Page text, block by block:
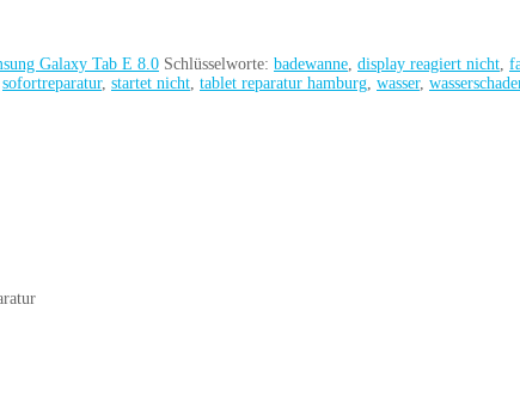
Galaxy Tab E 8.0 Schlüsselworte: badewanne, display reagiert nicht,
sofortreparatur, startet nicht, tablet reparatur hamburg, wasser,